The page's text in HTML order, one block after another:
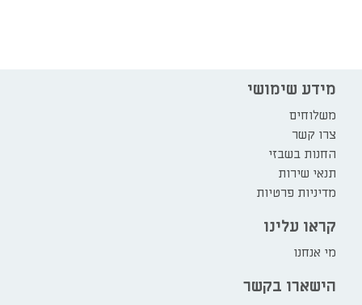
מידע שימושי
משלוחים
צרו קשר
החנות בשבזי
תנאי שירות
מדיניות פרטיות
קראו עלינו
מי אנחנו
הישארו בקשר